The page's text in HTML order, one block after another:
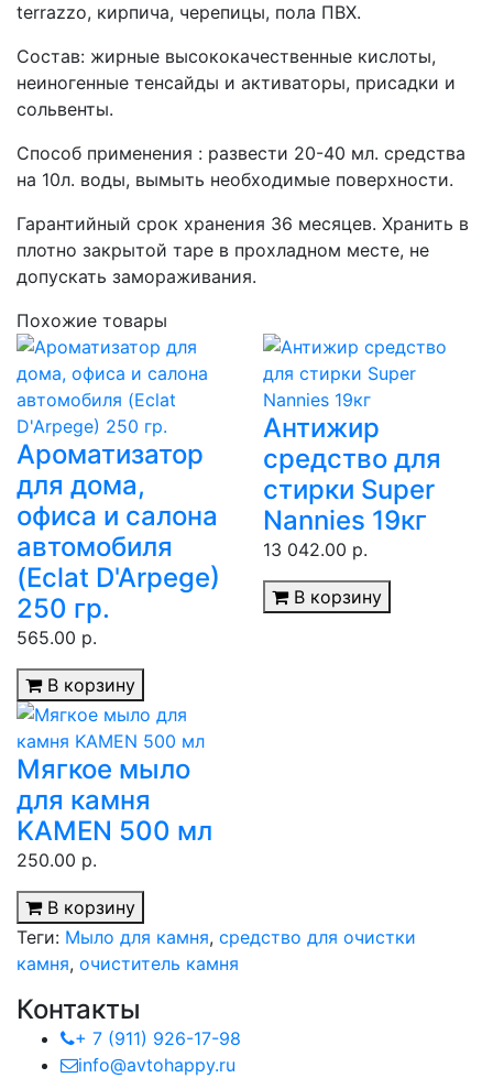
terrazzo, кирпича, черепицы, пола ПВХ.
Состав: жирные высококачественные кислоты,
неиногенные тенсайды и активаторы, присадки и
сольвенты.
Способ применения : развести 20-40 мл. средства
на 10л. воды, вымыть необходимые поверхности.
Гарантийный срок хранения 36 месяцев. Хранить в
плотно закрытой таре в прохладном месте, не
допускать замораживания.
Похожие товары
Ароматизатор
для дома,
офиса и салона
автомобиля
(Eclat D'Arpege)
250 гр.
565.00 р.
В корзину
Антижир
средство для
стирки Super
Nannies 19кг
13 042.00 р.
В корзину
Мягкое мыло
для камня
KAMEN 500 мл
250.00 р.
В корзину
Теги: Мыло для камня, средство для очистки
камня, очиститель камня
Контакты
+ 7 (911) 926-17-98
info@avtohappy.ru